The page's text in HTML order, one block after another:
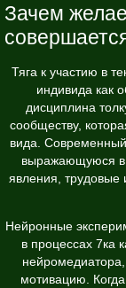
Зачем
Тяга к участию в
индивида как
дисциплина
сообществу,
вида. Современный
выражающуюся в
явления,
Нейронные
в процессах 7ка
нейромедиатора,
мотивацию.